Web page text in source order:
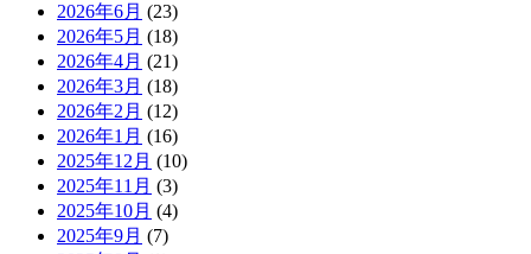
2026年6月 (23)
2026年5月 (18)
2026年4月 (21)
2026年3月 (18)
2026年2月 (12)
2026年1月 (16)
2025年12月 (10)
2025年11月 (3)
2025年10月 (4)
2025年9月 (7)